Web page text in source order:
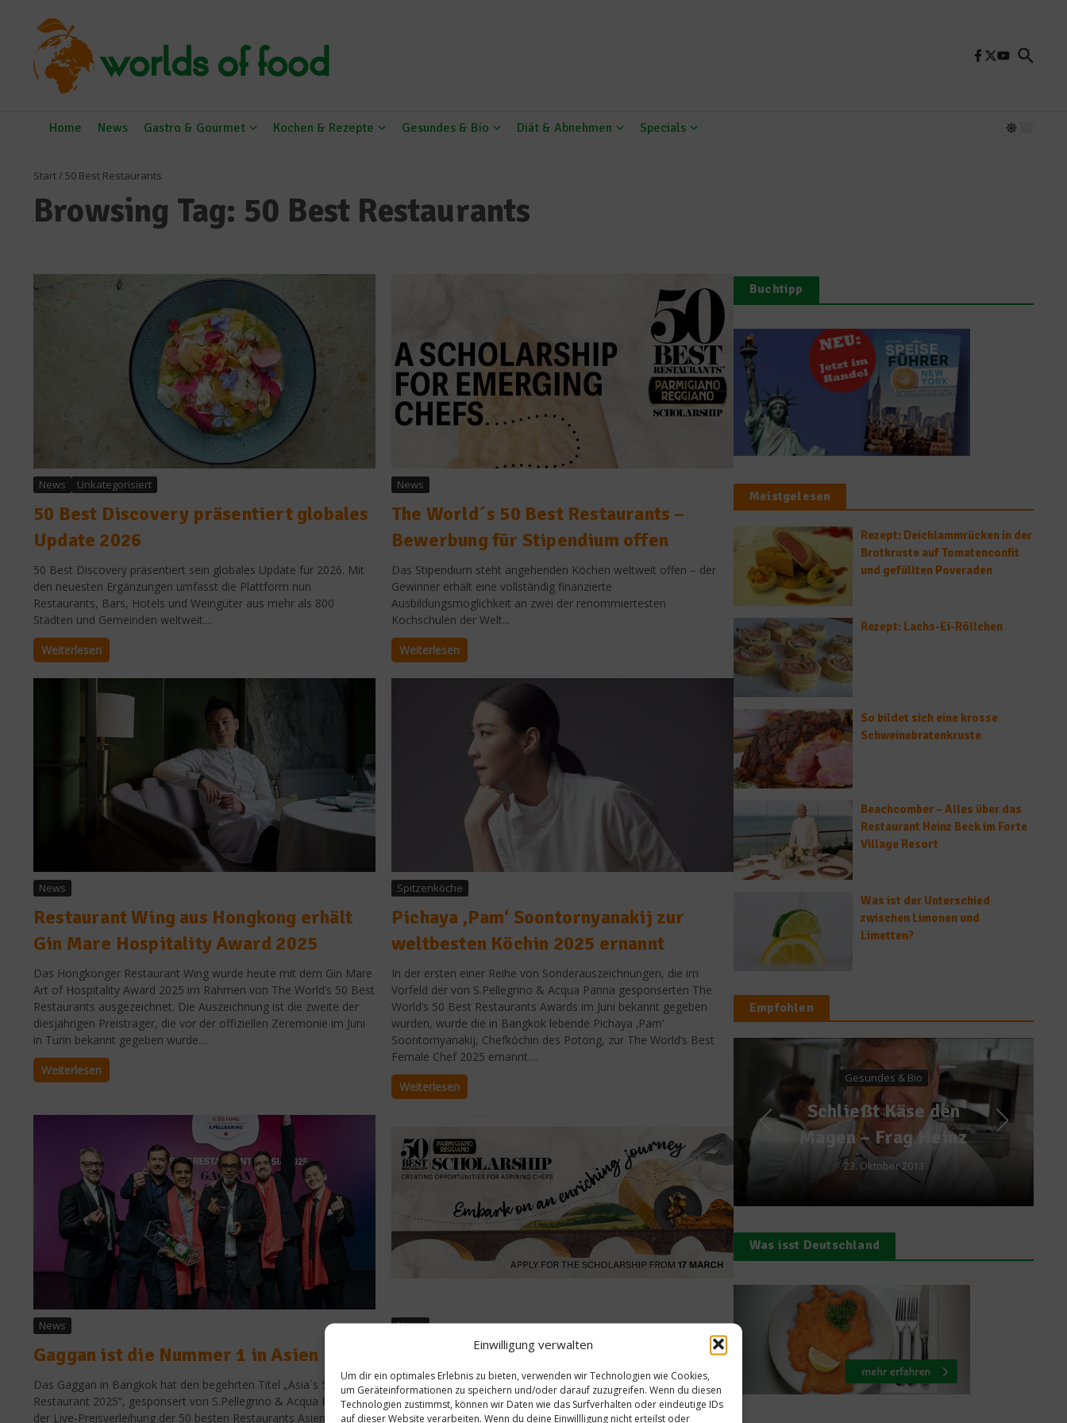
Einwilligung verwalten
Um dir ein optimales Erlebnis zu bieten, verwenden wir Technologien wie Cookies,
um Geräteinformationen zu speichern und/oder darauf zuzugreifen. Wenn du diesen
Technologien zustimmst, können wir Daten wie das Surfverhalten oder eindeutige IDs
auf dieser Website verarbeiten. Wenn du deine Einwillligung nicht erteilst oder
Home News Gastro & Gourmet Kochen & Rezepte Gesundes & Bio Diät & Abnehmen Specials
Start/ 50 Best Restaurants
Browsing Tag: 50 Best Restaurants
News Unkategorisiert
50 Best Discovery präsentiert globales
Update 2026
50 Best Discovery präsentiert sein globales Update für 2026. Mit
den neuesten Ergänzungen umfasst die Plattform nun
Restaurants, Bars, Hotels und Weingüter aus mehr als 800
Städten und Gemeinden weltweit....
Weiterlesen
News
The World´s 50 Best Restaurants –
Bewerbung für Stipendium offen
Das Stipendium steht angehenden Köchen weltweit offen – der
Gewinner erhält eine vollständig finanzierte
Ausbildungsmöglichkeit an zwei der renommiertesten
Kochschulen der Welt...
Weiterlesen
News
Restaurant Wing aus Hongkong erhält
Gin Mare Hospitality Award 2025
Das Hongkonger Restaurant Wing wurde heute mit dem Gin Mare
Art of Hospitality Award 2025 im Rahmen von The World’s 50 Best
Restaurants ausgezeichnet. Die Auszeichnung ist die zweite der
diesjährigen Preisträger, die vor der offiziellen Zeremonie im Juni
in Turin bekannt gegeben wurde....
Weiterlesen
Spitzenköche
Pichaya ‚Pam‘ Soontornyanakij zur
weltbesten Köchin 2025 ernannt
In der ersten einer Reihe von Sonderauszeichnungen, die im
Vorfeld der von S.Pellegrino & Acqua Panna gesponserten The
World’s 50 Best Restaurants Awards im Juni bekannt gegeben
wurden, wurde die in Bangkok lebende Pichaya ‚Pam‘
Soontornyanakij, Chefköchin des Potong, zur The World’s Best
Female Chef 2025 ernannt....
Weiterlesen
News
Gaggan ist die Nummer 1 in Asien
Das Gaggan in Bangkok hat den begehrten Titel „Asia´s 50 Best
Restaurant 2025“, gesponsert von S.Pellegrino & Acqua Panna, bei
der Live-Preisverleihung der 50 besten Restaurants Asiens 2025
News
50 Best Scholarship – Förderprogramm
für Jungköche
The World’s 50 Best Restaurants hat die Rückkehr des 50 Best
Buchtipp
Meistgelesen
Rezept: Deichlammrücken in der
Brotkruste auf Tomatenconfit
und gefüllten Poveraden
Rezept: Lachs-Ei-Röllchen
So bildet sich eine krosse
Schweinebratenkruste
Beachcomber – Alles über das
Restaurant Heinz Beck im Forte
Village Resort
Was ist der Unterschied
zwischen Limonen und
Limetten?
Empfohlen
Magen – Frag Heinz
23. Oktober 2013
Rezept: Bunter Salat
mit Himbeer-Dressing,
frittiertem Spargel
und Entenleber
Was isst Deutschland